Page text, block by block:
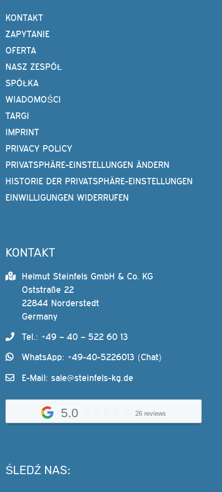
KONTAKT
ZAPYTANIE
OFERTA
NASZ ZESPÓŁ
SPÓŁKA
WIADOMOŚCI
TARGI
IMPRINT
PRIVACY POLICY
PRIVATSPHÄRE-EINSTELLUNGEN ÄNDERN
HISTORIE DER PRIVATSPHÄRE-EINSTELLUNGEN
EINWILLIGUNGEN WIDERRUFEN
KONTAKT
Helmut Steinfels GmbH & Co. KG
Oststraße 22
22844 Norderstedt
Germany
Tel.: +49 – 40 – 522 60 13
WhatsApp: +49-40-5226013 (Chat)
E-Mail: sale@steinfels-kg.de
5.0 26 reviews
ŚLEDŹ NAS: